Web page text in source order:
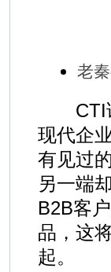
老
CTI论
现代企
有见过
另一端
B2B客
品，这
起。